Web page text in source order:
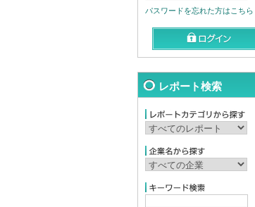
パスワードを忘れた方はこちら
レポート検索